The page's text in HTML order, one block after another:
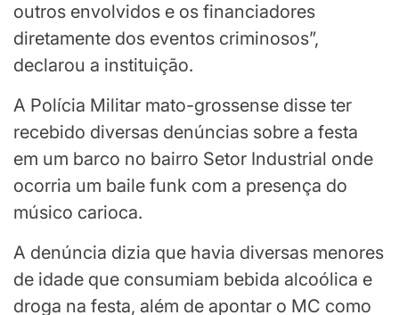
outros envolvidos e os financiadores
diretamente dos eventos criminosos”,
declarou a instituição.
A Polícia Militar mato-grossense disse ter
recebido diversas denúncias sobre a festa
em um barco no bairro Setor Industrial onde
ocorria um baile funk com a presença do
músico carioca.
A denúncia dizia que havia diversas menores
de idade que consumiam bebida alcoólica e
droga na festa, além de apontar o MC como